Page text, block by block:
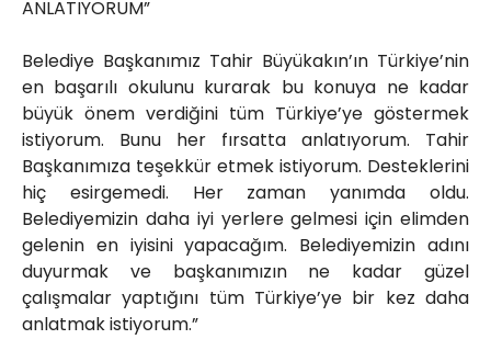
ANLATIYORUM”
Belediye Başkanımız Tahir Büyükakın’ın Türkiye’nin
en başarılı okulunu kurarak bu konuya ne kadar
büyük önem verdiğini tüm Türkiye’ye göstermek
istiyorum. Bunu her fırsatta anlatıyorum. Tahir
Başkanımıza teşekkür etmek istiyorum. Desteklerini
hiç esirgemedi. Her zaman yanımda oldu.
Belediyemizin daha iyi yerlere gelmesi için elimden
gelenin en iyisini yapacağım. Belediyemizin adını
duyurmak ve başkanımızın ne kadar güzel
çalışmalar yaptığını tüm Türkiye’ye bir kez daha
anlatmak istiyorum.”